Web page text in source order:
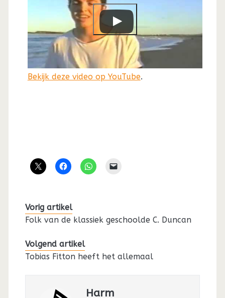
Bekijk deze video op YouTube.
Vorig artikel
Folk van de klassiek geschoolde C. Duncan
Volgend artikel
Tobias Fitton heeft het allemaal
Harm